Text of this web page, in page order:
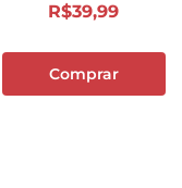
R$39,99
Comprar